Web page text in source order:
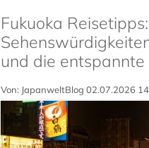
Fukuoka Reisetipps:
und die entspannte
Von: JapanweltBlog02.07.2026